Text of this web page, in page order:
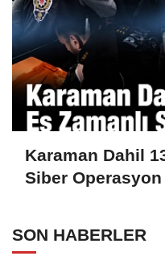
Karaman Dahil
Siber Operasyon
SON HABERLER